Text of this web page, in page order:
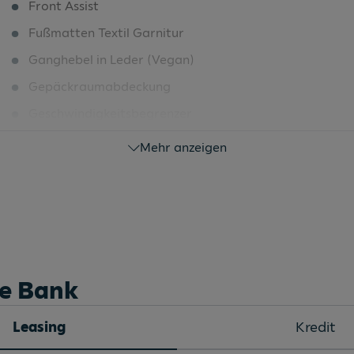
Front Assist
Fußmatten Textil Garnitur
Ganghebel in Leder (Vegan)
Gurtanschnallkontrolle auf allen
Komfortfahrwerk
Komfortsitze
Mehr anzeigen
Bank
Leasing Kredit